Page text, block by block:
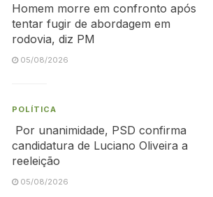
Homem morre em confronto após
tentar fugir de abordagem em
rodovia, diz PM
05/08/2026
POLÍTICA
Por unanimidade, PSD confirma
candidatura de Luciano Oliveira a
reeleição
05/08/2026